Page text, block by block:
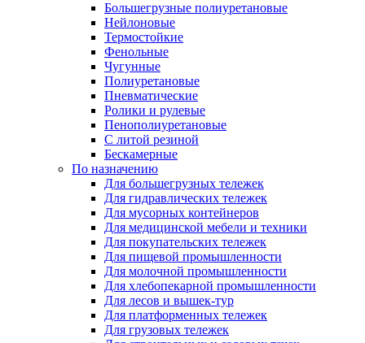
Большегрузные полиуретановые
Нейлоновые
Термостойкие
Фенольные
Чугунные
Полиуретановые
Пневматические
Ролики и рулевые
Пенополиуретановые
С литой резиной
Бескамерные
По назначению
Для большегрузных тележек
Для гидравлических тележек
Для мусорных контейнеров
Для медицинской мебели и техники
Для покупательских тележек
Для пищевой промышленности
Для молочной промышленности
Для хлебопекарной промышленности
Для лесов и вышек-тур
Для платформенных тележек
Для грузовых тележек